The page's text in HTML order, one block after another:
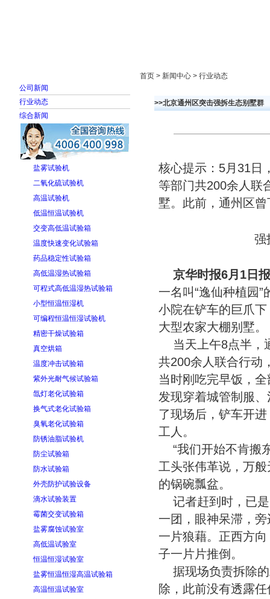
公司新闻
行业动态
综合新闻
盐雾试验机
二氧化硫试验机
高温试验机
低温恒温试验机
交变高低温试验箱
温度快速变化试验箱
药品稳定性试验箱
高低温湿热试验箱
可程式高低温湿热试验箱
小型恒温恒湿机
可编程恒温恒湿试验机
精密干燥试验箱
真空烘箱
温度冲击试验箱
紫外光耐气候试验箱
氙灯老化试验箱
换气式老化试验箱
臭氧老化试验箱
防锈油脂试验机
防尘试验箱
防水试验箱
外壳防护试验设备
滴水试验装置
霉菌交变试验箱
盐雾腐蚀试验室
高低温试验室
恒温恒湿试验室
盐雾恒温恒湿高温试验箱
高温恒温试验室
首页 > 新闻中心 > 行业动态
>>北京通州区突击强拆生态别墅群
核心提示：5月31日
等部门共200余人联
墅。此前，通州区
强
京华时报6月1日
一名叫“逸仙种植园
小院在铲车的巨爪
大型农家大棚别墅。
当天上午8点半，
共200余人联合行动
当时刚吃完早饭，
发现穿着城管制服
了现场后，铲车开
工人。
“我们开始不肯搬
工头张伟革说，万
的锅碗瓢盆。
记者赶到时，已
一团，眼神呆滞，
一片狼藉。正西方
子一片片推倒。
据现场负责拆除
除，此前没有透露